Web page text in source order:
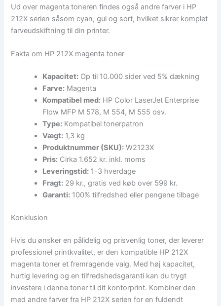
Ud over magenta toneren findes også andre farver i HP
212X serien såsom cyan, gul og sort, hvilket sikrer komplet
farveudskiftning til din printer.
Fakta om HP 212X magenta toner
Kapacitet: Op til 10.000 sider ved 5% dækning
Farve: Magenta
Kompatibel med: HP Color LaserJet Enterprise
Flow MFP M 578, M 554, M 555 osv.
Type: Kompatibel tonerpatron
Vægt: 1,3 kg
Produktnummer (SKU): W2123X
Pris: Cirka 1.652 kr. inkl. moms
Leveringstid: 1-3 hverdage
Fragt: 29 kr., gratis ved køb over 599 kr.
Garanti: 100% tilfredshed eller pengene tilbage
Konklusion
Hvis du ønsker en pålidelig og prisvenlig toner, der leverer
professionel printkvalitet, er den kompatible HP 212X
magenta toner et fremragende valg. Med høj kapacitet,
hurtig levering og en tilfredshedsgaranti kan du trygt
investere i denne toner til dit kontorprint. Kombiner den
med andre farver fra HP 212X serien for en fuldendt